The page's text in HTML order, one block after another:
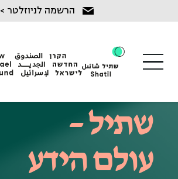
content
הרשמה לניוזלטר >
שתיל –
עולם הידע